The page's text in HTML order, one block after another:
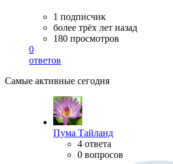
1 подписчик
более трёх лет назад
180 просмотров
0
ответов
Самые активные сегодня
Пума Тайланд
4 ответа
0 вопросов